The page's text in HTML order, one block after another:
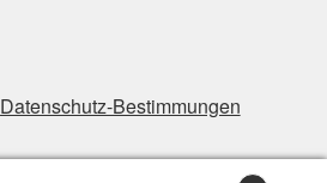
Datenschutz-Bestimmungen